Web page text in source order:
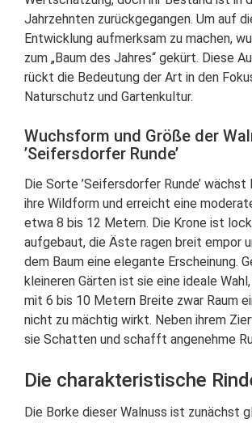
Jahrzehnten zurückgegangen. Um auf
Entwicklung aufmerksam zu machen,
zum „Baum des Jahres“ gekürt. Diese
rückt die Bedeutung der Art in den
Naturschutz und Gartenkultur.
Wuchsform und Größe der
’Seifersdorfer Runde’
Die Sorte ’Seifersdorfer Runde’ wächst
ihre Wildform und erreicht eine
etwa 8 bis 12 Metern. Die Krone ist
aufgebaut, die Äste ragen breit empor
dem Baum eine elegante Erscheinung.
kleineren Gärten ist sie eine ideale
mit 6 bis 10 Metern Breite zwar Raum
nicht zu mächtig wirkt. Neben ihrem
sie Schatten und schafft angenehme
Die charakteristische
Die Borke dieser Walnuss ist zunächst